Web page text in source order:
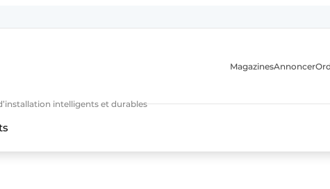
intelligents et durables
MagazinesAnnoncer